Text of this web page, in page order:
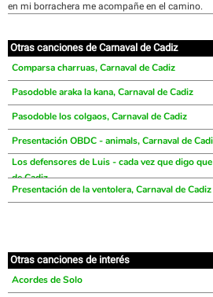
en mi borrachera me acompañe en el camino.
Otras canciones de Carnaval de Cadiz
Comparsa charruas, Carnaval de Cadiz
Pasodoble araka la kana, Carnaval de Cadiz
Pasodoble los colgaos, Carnaval de Cadiz
Presentación OBDC - animals, Carnaval de
Los defensores de Luis - cada vez que digo
de Cadiz
Presentación de la ventolera, Carnaval de Cadiz
Otras canciones de interés
Acordes de Solo